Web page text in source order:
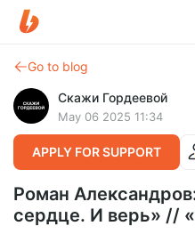
Go to blog
Скажи Гордеевой
May 06 2025 11:34
APPLY FOR SUPPORT
Роман
сердце. И верь» //